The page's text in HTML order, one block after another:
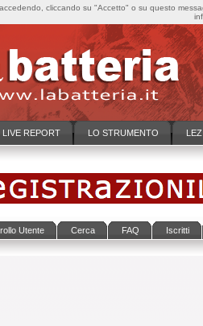
LIVE REPORT LO STRUMENTO
Utente Cerca FAQ Iscritti
cliccando su "Accetto" o su questo